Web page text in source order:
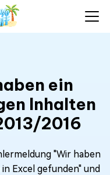
ein
Inhalten
2016
"Wir haben
Excel gefunden" und